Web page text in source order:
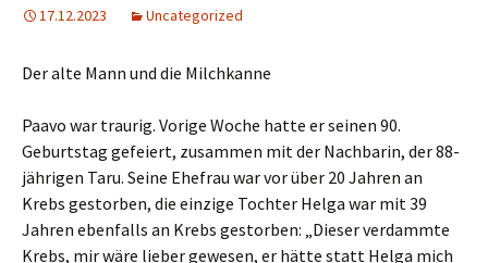
17.12.2023 Uncategorized
Der alte Mann und die Milchkanne
Paavo war traurig. Vorige Woche hatte er seinen 90.
Geburtstag gefeiert, zusammen mit der Nachbarin, der 88-
jährigen Taru. Seine Ehefrau war vor über 20 Jahren an
Krebs gestorben, die einzige Tochter Helga war mit 39
Jahren ebenfalls an Krebs gestorben: „Dieser verdammte
Krebs, mir wäre lieber gewesen, er hätte statt Helga mich